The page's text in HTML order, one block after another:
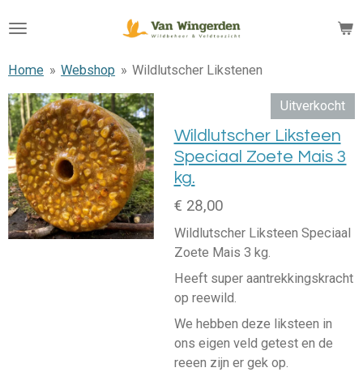
direct
de
hoofdinhoud
Home » Webshop » Wildlutscher Likstenen
Uitverkocht
Wildlutscher Liksteen
Speciaal Zoete Mais 3
kg.
€ 28,00
Wildlutscher Liksteen Speciaal
Zoete Mais 3 kg.
Heeft super aantrekkingskracht
op reewild.
We hebben deze liksteen in
ons eigen veld getest en de
reeen zijn er gek op.